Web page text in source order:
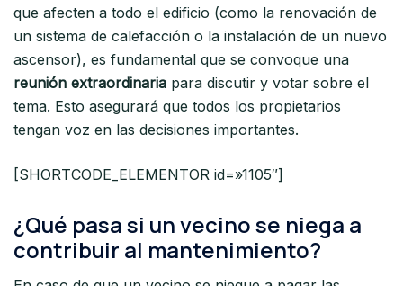
que afecten a todo el edificio (como la renovación de
un sistema de calefacción o la instalación de un nuevo
ascensor), es fundamental que se convoque una
reunión extraordinaria para discutir y votar sobre el
tema. Esto asegurará que todos los propietarios
tengan voz en las decisiones importantes.
[SHORTCODE_ELEMENTOR id=»1105″]
¿Qué pasa si un vecino se niega a
contribuir al mantenimiento?